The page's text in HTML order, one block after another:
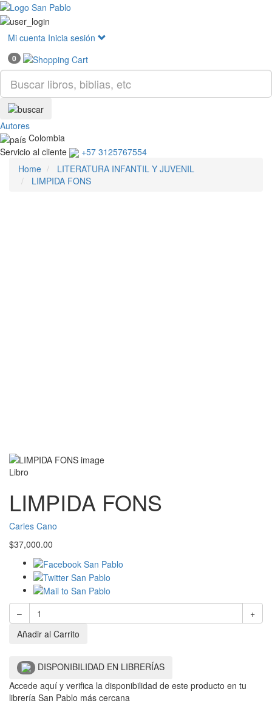
Mi cuenta Inicia sesión
0
Autores
Colombia
Servicio al cliente
+57 3125767554
Home
LITERATURA INFANTIL Y JUVENIL
LIMPIDA FONS
Libro
LIMPIDA FONS
Carles Cano
$37,000.00
–
+
Añadir al Carrito
DISPONIBILIDAD EN LIBRERÍAS
Accede aquí y verifica la disponibilidad de este producto en tu
librería San Pablo más cercana